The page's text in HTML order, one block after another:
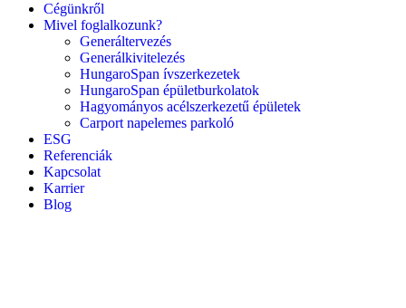
Cégünkről
Mivel foglalkozunk?
Generáltervezés
Generálkivitelezés
HungaroSpan ívszerkezetek
HungaroSpan épületburkolatok
Hagyományos acélszerkezetű épületek
Carport napelemes parkoló
ESG
Referenciák
Kapcsolat
Karrier
Blog